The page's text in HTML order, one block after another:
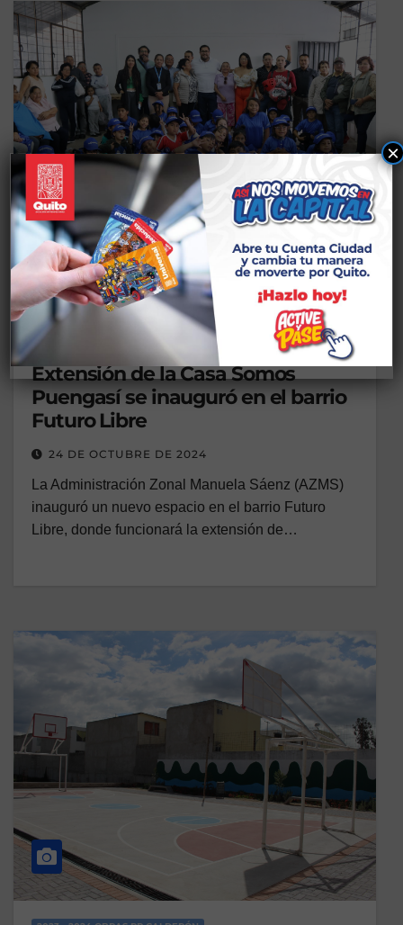
ADMINISTRACIÓN ZONAL MANUELA SÁENZ
CASA SOMOS QUITO
CS DEPORTES
INCLUSIÓN ZONALES
JÓVENES ZONALES
NOTICIAS
PARTICIPACIÓN CIUDADANA
PARTICIPACIÓN ZONALES
TALLERES PUENGASÍ TERRITORIO
Extensión de la Casa Somos
Puengasí se inauguró en el barrio
Futuro Libre
24 DE OCTUBRE DE 2024
La Administración Zonal Manuela Sáenz (AZMS)
inauguró un nuevo espacio en el barrio Futuro
Libre, donde funcionará la extensión de…
×